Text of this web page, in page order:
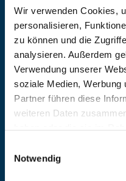
Wir verwenden Cookies,
personalisieren,
zu können und die
analysieren. Außerdem
Verwendung unserer
soziale Medien, Werbung
Partner führen diese
weiteren Daten
Notwendig
AGB nebst
Impressum
INFORMATIONEN
Preisvorschlag erstellen
Versandkosten &
Zahlungsbedingungen
Datenschutzerklärung
Widerrufsbelehrung
Erhalten Sie die neuesten